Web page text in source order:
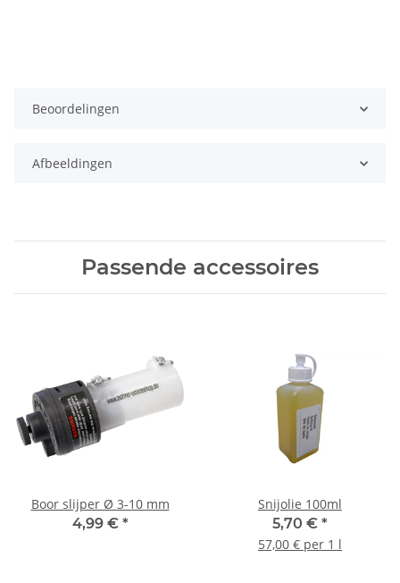
Beoordelingen
Afbeeldingen
Passende accessoires
Boor slijper Ø 3-10 mm
4,99 € *
Snijolie 100ml
5,70 € *
57,00 € per 1 l